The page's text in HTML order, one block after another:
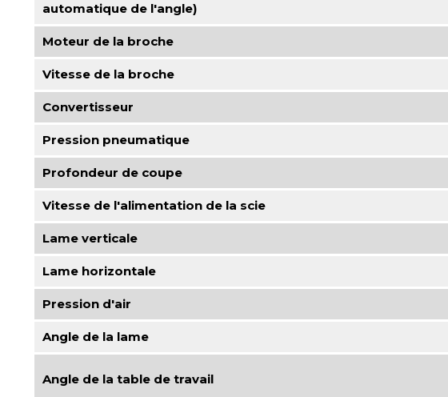
automatique de l'angle)
Moteur de la broche
Vitesse de la broche
Convertisseur
Pression pneumatique
Profondeur de coupe
Vitesse de l'alimentation de la scie
Lame verticale
Lame horizontale
Pression d'air
Angle de la lame
Angle de la table de travail